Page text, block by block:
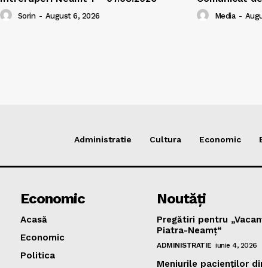
Sorin - August 6, 2026 Media -
Administratie Cultura Economic
Economic
Acasă
Economic
Politica
Noutăţi
Pregătiri pentru
Piatra-Neamţ“
ADMINISTRATIE iunie 4, 2026
Meniurile pacienţilor